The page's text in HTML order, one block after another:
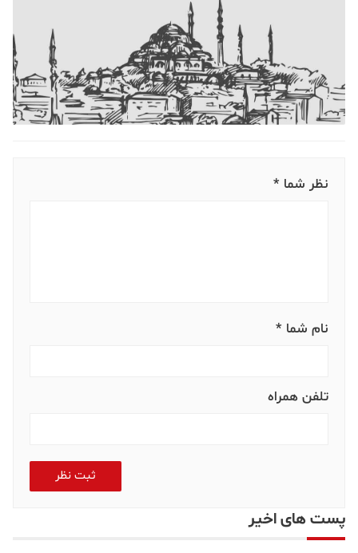
نظر شما *
نام شما *
تلفن همراه
ثبت نظر
پست های اخیر